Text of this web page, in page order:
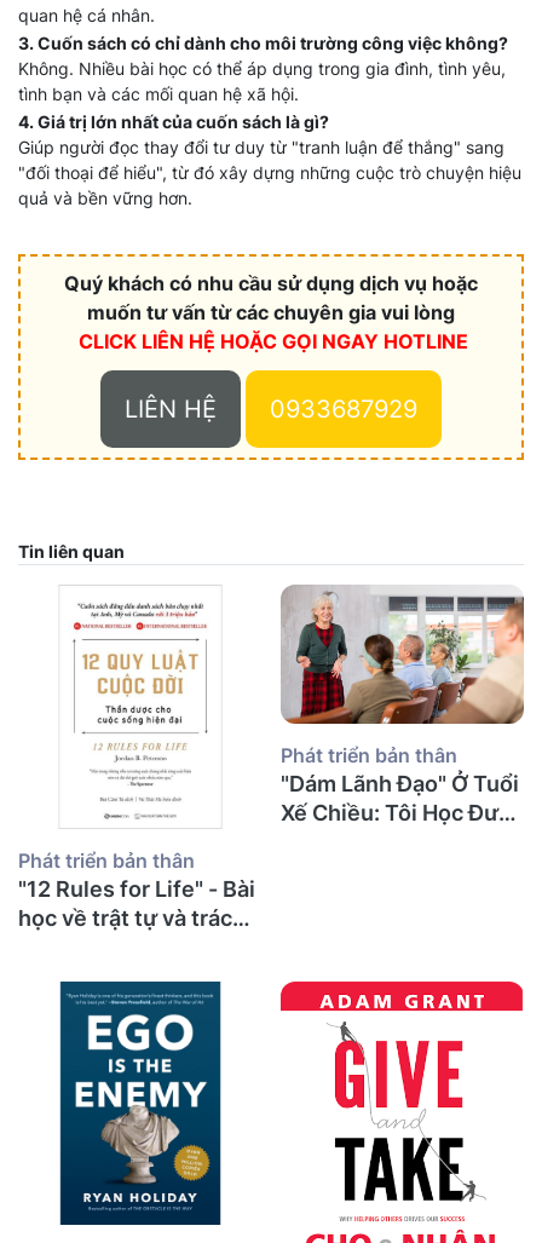
quan hệ cá nhân.
3. Cuốn sách có chỉ dành cho môi trường công việc không?
Không. Nhiều bài học có thể áp dụng trong gia đình, tình yêu,
tình bạn và các mối quan hệ xã hội.
4. Giá trị lớn nhất của cuốn sách là gì?
Giúp người đọc thay đổi tư duy từ "tranh luận để thắng" sang
"đối thoại để hiểu", từ đó xây dựng những cuộc trò chuyện hiệu
quả và bền vững hơn.
Quý khách có nhu cầu sử dụng dịch vụ hoặc
muốn tư vấn từ các chuyên gia vui lòng
CLICK LIÊN HỆ HOẶC GỌI NGAY HOTLINE
LIÊN HỆ 0933687929
Tin liên quan
Phát triển bản thân
"12 Rules for Life" - Bài
học về trật tự và trách
già sau 30 năm giảng
đường
Phát triển bản thân
"Dám Lãnh Đạo" Ở Tuổi
Xế Chiều: Tôi Học Được